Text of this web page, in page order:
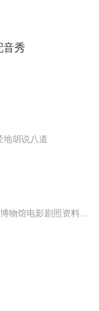
音秀
地胡说八道